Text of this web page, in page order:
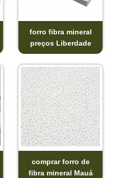
forro fibra mineral
preços Liberdade
comprar forro de
fibra mineral Mauá